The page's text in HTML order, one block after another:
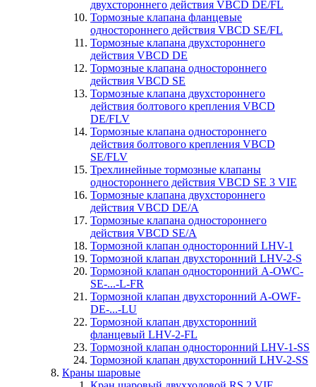
двухстороннего действия VBCD DE/FL
Тормозные клапана фланцевые
одностороннего действия VBCD SE/FL
Тормозные клапана двухстороннего
действия VBCD DE
Тормозные клапана одностороннего
действия VBCD SE
Тормозные клапана двухстороннего
действия болтового крепления VBCD
DE/FLV
Тормозные клапана одностороннего
действия болтового крепления VBCD
SE/FLV
Трехлинейные тормозные клапаны
одностороннего действия VBCD SE 3 VIE
Тормозные клапана двухстороннего
действия VBCD DE/А
Тормозные клапана одностороннего
действия VBCD SE/A
Тормозной клапан односторонний LHV-1
Тормозной клапан двухсторонний LHV-2-S
Тормозной клапан односторонний A-OWC-
SE-...-L-FR
Тормозной клапан двухсторонний A-OWF-
DE-...-LU
Тормозной клапан двухсторонний
фланцевый LHV-2-FL
Тормозной клапан односторонний LHV-1-SS
Тормозной клапан двухсторонний LHV-2-SS
Краны шаровые